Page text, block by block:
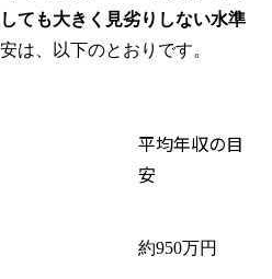
ても大きく見劣りしない水準
は、以下のとおりです。
平均年収の目
安
約950万円